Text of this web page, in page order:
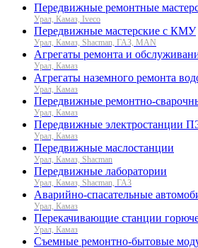
Передвижные ремонтные
Урал, Камаз, Iveco
Передвижные мастерские с КМУ
Урал, Камаз, Shacman, ГАЗ, MAN
Агрегаты ремонта и
Урал, Камаз
Агрегаты наземного ремонта
Урал, Камаз
Передвижные ремонтно-
Урал, Камаз
Передвижные электростанции
Урал, Камаз
Передвижные маслостанции
Урал, Камаз, Shacman
Передвижные лаборатории
Урал, Камаз, Shacman, ГАЗ
Аварийно-спасательные
Урал, Камаз
Перекачивающие станции
Урал, Камаз
Съемные ремонтно-бытовые